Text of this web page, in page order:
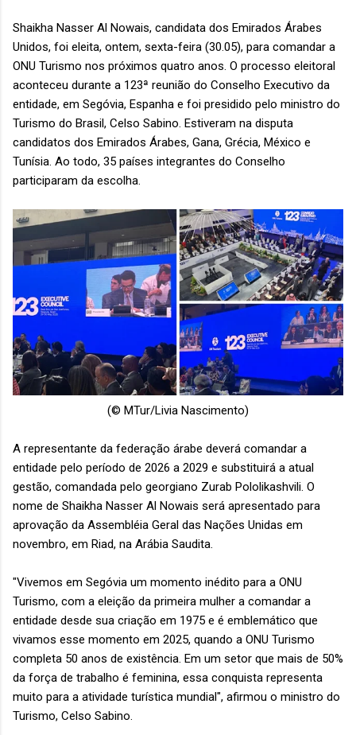
Shaikha Nasser Al Nowais, candidata dos Emirados Árabes
Unidos, foi eleita, ontem, sexta-feira (30.05), para comandar a
ONU Turismo nos próximos quatro anos. O processo eleitoral
aconteceu durante a 123ª reunião do Conselho Executivo da
entidade, em Segóvia, Espanha e foi presidido pelo ministro do
Turismo do Brasil, Celso Sabino. Estiveram na disputa
candidatos dos Emirados Árabes, Gana, Grécia, México e
Tunísia. Ao todo, 35 países integrantes do Conselho
participaram da escolha.
(© MTur/Livia Nascimento)
A representante da federação árabe deverá comandar a
entidade pelo período de 2026 a 2029 e substituirá a atual
gestão, comandada pelo georgiano Zurab Pololikashvili. O
nome de Shaikha Nasser Al Nowais será apresentado para
aprovação da Assembléia Geral das Nações Unidas em
novembro, em Riad, na Arábia Saudita.
"Vivemos em Segóvia um momento inédito para a ONU
Turismo, com a eleição da primeira mulher a comandar a
entidade desde sua criação em 1975 e é emblemático que
vivamos esse momento em 2025, quando a ONU Turismo
completa 50 anos de existência. Em um setor que mais de 50%
da força de trabalho é feminina, essa conquista representa
muito para a atividade turística mundial", afirmou o ministro do
Turismo, Celso Sabino.